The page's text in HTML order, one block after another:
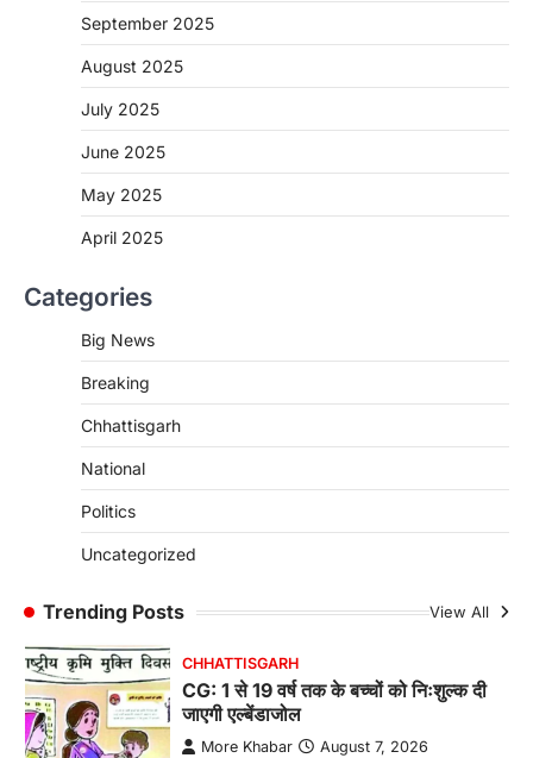
September 2025
August 2025
July 2025
June 2025
May 2025
April 2025
Categories
Big News
Breaking
Chhattisgarh
National
Politics
Uncategorized
Trending Posts View All
CHHATTISGARH
जशपुर जिले की 5 माह की मासूम…
CG: छिपली की दीदियों का कमाल, बकरी
बनाने की दिशा में जिले के नगरी…
CHHATTISGARH
CG: 1 से 19 वर्ष तक के बच्चों को निःशुल्क दी
जाएगी एल्बेंडाजोल
More Khabar August 7, 2026